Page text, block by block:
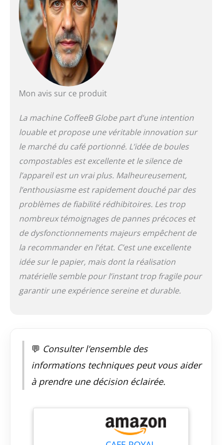
savoir-faire Suisse -
100% Compostable
dans votre jardin,
100% café Rainforest
Alliance, Emballage
recyclable
de votre tasse selon
une expérience café
sur mesure. Son
temps de chauffe
rapide vous permet
de savourer votre
**Pratique et
Compacte** : Avec sa
capacité de 1,3 L
tasses), cette
machine à café
pour les espaces
restreints. L'arrêt
automatique de
l'écoulement de la
boisson garantit une
élégante au design
ajoutera une touche
moderne à votre
cuisine. Les
compactes
(153x267x373 mm) et
le poids léger (env.
3,5 kg) en font un
Mon avis sur ce produit
La machine CoffeeB Globe part d’une intention
louable et propose une véritable innovation sur
le marché du café portionné. L’idée de boules
compostables est excellente et le silence de
l’appareil est un vrai plus. Malheureusement,
l’enthousiasme est rapidement douché par des
problèmes de fiabilité rédhibitoires. Les trop
nombreux témoignages de pannes précoces et
de dysfonctionnements majeurs empêchent de
la recommander en l’état. C’est une excellente
idée sur le papier, mais dont la réalisation
matérielle semble pour l’instant trop fragile pour
garantir une expérience sereine et durable.
💬 Consulter l’ensemble des
informations techniques peut vous aider
à prendre une décision éclairée.